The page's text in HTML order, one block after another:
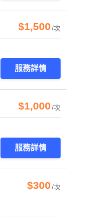
$1,500/次
服務詳情
$1,000/次
服務詳情
$300/次